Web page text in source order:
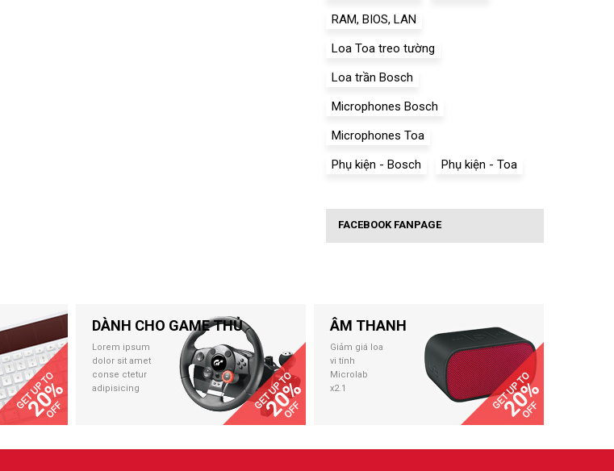
RAM, BIOS, LAN
Loa Toa treo tường
Loa trần Bosch
Microphones Bosch
Microphones Toa
Phụ kiện - Bosch
Phụ kiện - Toa
FACEBOOK FANPAGE
DÀNH CHO GAME THỦ
Lorem ipsum
dolor sit amet
conse ctetur
adipisicing
ÂM THANH
Giảm giá loa
vi tính
Microlab
x2.1